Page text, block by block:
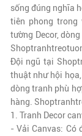
sống đúng nghĩa
tiên phong trong
tường Decor,
Đội ngũ tại
thuật như hội
dòng tranh phù
hàng.
1. Tranh Decor
- Vải Canvas: Có